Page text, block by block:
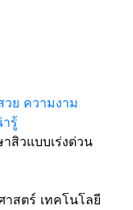
วย ความงาม
รู้
สิวแบบเร่งด่วน
สตร์ เทคโนโลยี